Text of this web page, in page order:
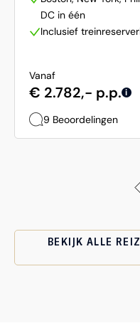
DC in één
Inclusief
Vanaf
€ 2.782,- p.p. i
9 Beoordelingen
BEKIJK ALLE